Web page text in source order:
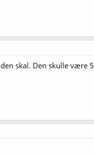
skal. Den skulle være